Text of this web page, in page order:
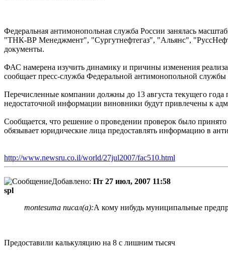
Федеральная антимонопольная служба России занялась
"ТНК-ВР Менеджмент", "Сургутнефтегаз", "Альянс",
документы.
ФАС намерена изучить динамику и причины изменения
сообщает пресс-служба Федеральной антимонопольной службы
Перечисленные компании должны до 13 августа текущего
недостаточной информации виновники будут привлечены к
Сообщается, что решение о проведении проверок было
обязывает юридические лица предоставлять информацию в
http://www.newsru.co.il/world/27jul2007/fac510.html
Добавлено: Пт 27 июл, 2007 11:58
spl
montesuma писал(а):А кому нибудь муниципальные
Предоставили калькуляцию на 8 с лишним тысяч